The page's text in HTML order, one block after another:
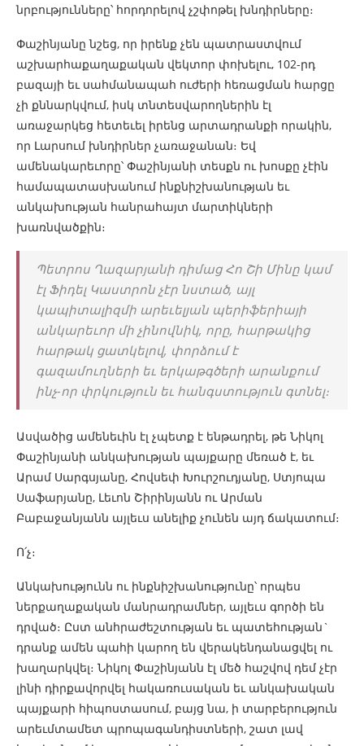
նրբությունները՝ հորդորելով չշփոթել խնդիրները։
Փաշինյանը նշեց, որ իրենք չեն պատրաստվում
աշխարհաքաղաքական վեկտոր փոխելու, 102-րդ
բազայի եւ սահմանապահ ուժերի հեռացման հարցը
չի քննարկվում, իսկ տնտեսվարողներին էլ
առաջարկեց հետեւել իրենց արտադրանքի որակին,
որ Լարսում խնդիրներ չառաջանան։ Եվ
ամենակարեւորը՝ Փաշինյանի տեսքն ու խոսքը չէին
համապատասխանում ինքնիշխանության եւ
անկախության հանրահայտ մարտիկների
խառնվածքին։
Պետրոս Ղազարյանի դիմաց Հո Շի Մինը կամ
էլ Ֆիդել Կաստրոն չէր նստած, այլ
կապիտալիզմի արեւելյան պերիֆերիայի
անկարեւոր մի չինովնիկ, որը, հարթակից
հարթակ ցատկելով, փորձում է
գազամուղների եւ երկաթգծերի արանքում
ինչ-որ փրկություն եւ հանգստություն գտնել։
Ասվածից ամենեւին էլ չպետք է ենթադրել, թե Նիկոլ
Փաշինյանի անկախության պայքարը մեռած է, եւ
Արամ Սարգսյանը, Հովսեփ Խուրշուդյանը, Ստյոպա
Սաֆարյանը, Լեւոն Շիրինյանն ու Արման
Բաբաջանյանն այլեւս անելիք չունեն այդ ճակատում։
Ո՛չ։
Անկախությունն ու ինքնիշխանությունը՝ որպես
ներքաղաքական մանրադրամներ, այլեւս գործի են
դրված։ Ըստ անհրաժեշտության եւ պատեհության`
դրանք ամեն պահի կարող են վերակենդանացվել ու
խաղարկվել։ Նիկոլ Փաշինյանն էլ մեծ հաշվով դեմ չէր
լինի դիրքավորվել հակառուսական եւ անկախական
պայքարի հիպոստասում, բայց նա, ի տարբերություն
արեւմտամետ պրոպագանդիստների, շատ լավ